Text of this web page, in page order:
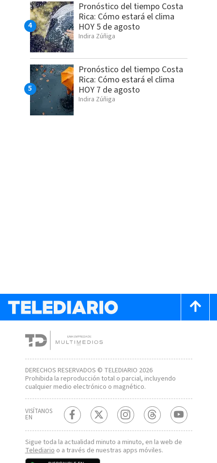
Pronóstico del tiempo Costa
Rica: Cómo estará el clima
HOY 5 de agosto
Indira Zúñiga
Pronóstico del tiempo Costa
Rica: Cómo estará el clima
HOY 7 de agosto
Indira Zúñiga
DERECHOS RESERVADOS © TELEDIARIO 2026
Prohibida la reproducción total o parcial, incluyendo
cualquier medio electrónico o magnético.
VISÍTANOS
EN
Sigue toda la actualidad minuto a minuto, en la web de
Telediario o a través de nuestras apps móviles.